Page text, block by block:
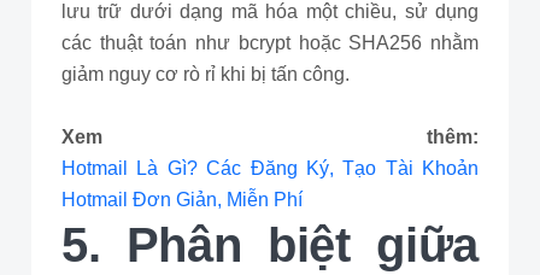
lưu trữ dưới dạng mã hóa một chiều, sử dụng
các thuật toán như bcrypt hoặc SHA256 nhằm
giảm nguy cơ rò rỉ khi bị tấn công.
Xem thêm:
Hotmail Là Gì? Các Đăng Ký, Tạo Tài Khoản
Hotmail Đơn Giản, Miễn Phí
5. Phân biệt giữa